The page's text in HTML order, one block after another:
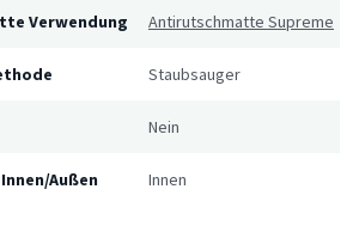
Verwendung Antirutschmatte Supreme
Staubsauger
Nein
Außen Innen